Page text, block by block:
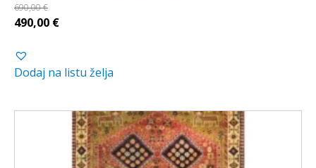
690,00€
Izvorna
bila
je:
490,00 €Trenutna
490,00 €.
Dodaj na listu želja